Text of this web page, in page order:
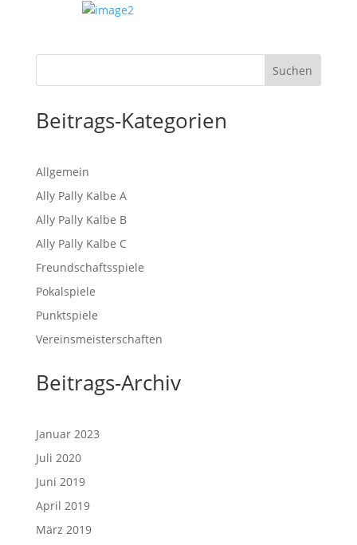
Beitrags-Kategorien
Allgemein
Ally Pally Kalbe A
Ally Pally Kalbe B
Ally Pally Kalbe C
Freundschaftsspiele
Pokalspiele
Punktspiele
Vereinsmeisterschaften
Beitrags-Archiv
Januar 2023
Juli 2020
Juni 2019
April 2019
März 2019